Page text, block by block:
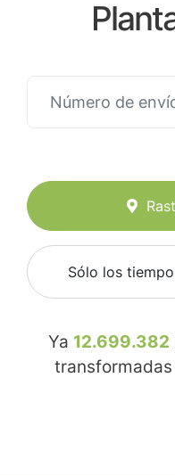
Sólo los
Ya 12.699.382
transformadas